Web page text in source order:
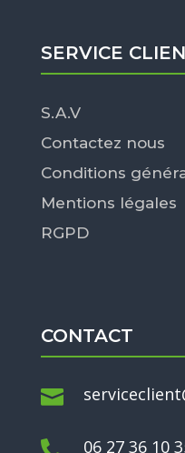
SERVICE
S.A.V
Contactez nous
Conditions
Mentions légales
RGPD
CONTACT

06 27 36 10